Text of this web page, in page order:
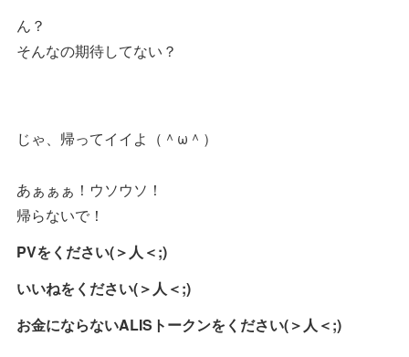
ん？
そんなの期待してない？
じゃ、帰ってイイよ（＾ω＾）
あぁぁぁ！ウソウソ！
帰らないで！
PVをください(＞人＜;)
いいねをください(＞人＜;)
お金にならないALISトークンをください(＞人＜;)